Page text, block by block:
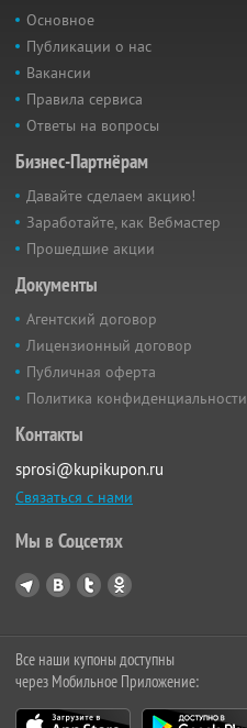
Основное
Публикации о нас
Вакансии
Правила сервиса
Ответы на вопросы
Бизнес-Партнёрам
Давайте сделаем акцию!
Заработайте, как Вебмастер
Прошедшие акции
Документы
Агентский договор
Лицензионный договор
Публичная оферта
Политика конфиденциальности
Контакты
sprosi@kupikupon.ru
Связаться с нами
Мы в Соцсетях
Все наши купоны доступны
через Мобильное Приложение: